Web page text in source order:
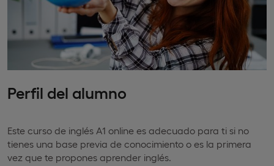
Perfil del alumno
Este curso de inglés A1 online es adecuado para ti si no
tienes una base previa de conocimiento o es la primera
vez que te propones aprender inglés.